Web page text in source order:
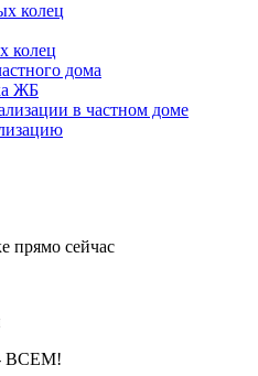
колец
колец
дома
ЖБ
в частном доме
прямо сейчас
- ВСЕМ!